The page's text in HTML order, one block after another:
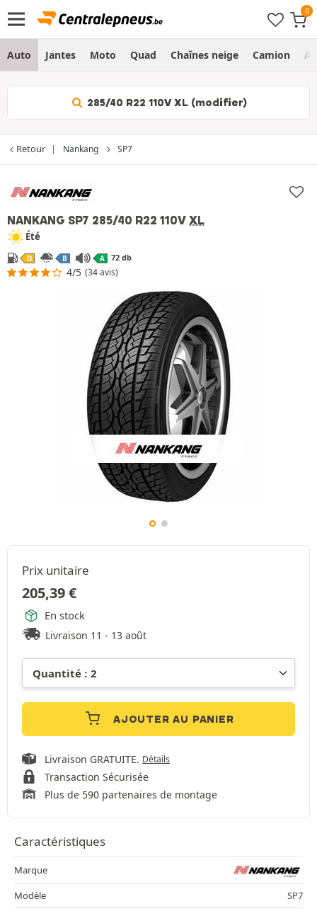
Auto Jantes Moto Quad Chaînes neige Camion
285/40 R22 110V XL (modifier)
Retour Nankang SP7
NANKANG SP7 285/40 R22 110V XL
Été
D B A 72 db
4/5 (34 avis)
Prix unitaire
205,39€
En stock
Livraison 11 - 13 août
AJOUTER AU PANIER
Livraison GRATUITE. Détails
Transaction Sécurisée
Plus de 590 partenaires de montage
Caractéristiques
Marque
Modèle
SP7